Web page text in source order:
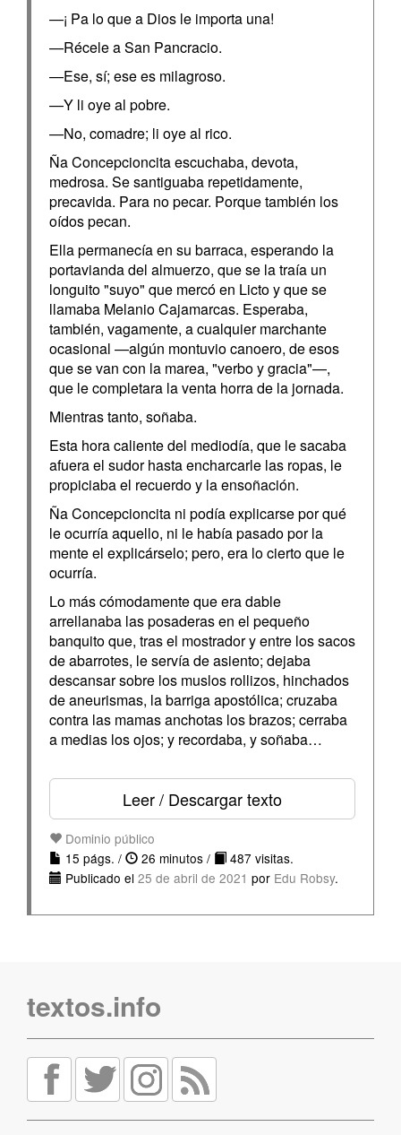
—¡ Pa lo que a Dios le importa una!
—Récele a San Pancracio.
—Ese, sí; ese es milagroso.
—Y li oye al pobre.
—No, comadre; li oye al rico.
Ña Concepcioncita escuchaba, devota,
medrosa. Se santiguaba repetidamente,
precavida. Para no pecar. Porque también los
oídos pecan.
Ella permanecía en su barraca, esperando la
portavianda del almuerzo, que se la traía un
longuito "suyo" que mercó en Licto y que se
llamaba Melanio Cajamarcas. Esperaba,
también, vagamente, a cualquier marchante
ocasional —algún montuvio canoero, de esos
que se van con la marea, "verbo y gracia"—,
que le completara la venta horra de la jornada.
Mientras tanto, soñaba.
Esta hora caliente del mediodía, que le sacaba
afuera el sudor hasta encharcarle las ropas, le
propiciaba el recuerdo y la ensoñación.
Ña Concepcioncita ni podía explicarse por qué
le ocurría aquello, ni le había pasado por la
mente el explicárselo; pero, era lo cierto que le
ocurría.
Lo más cómodamente que era dable
arrellanaba las posaderas en el pequeño
banquito que, tras el mostrador y entre los sacos
de abarrotes, le servía de asiento; dejaba
descansar sobre los muslos rollizos, hinchados
de aneurismas, la barriga apostólica; cruzaba
contra las mamas anchotas los brazos; cerraba
a medias los ojos; y recordaba, y soñaba…
Leer / Descargar texto
Dominio público
15 págs. /
26 minutos /
487 visitas.
Publicado el 25 de abril de 2021 por Edu Robsy.
textos.info